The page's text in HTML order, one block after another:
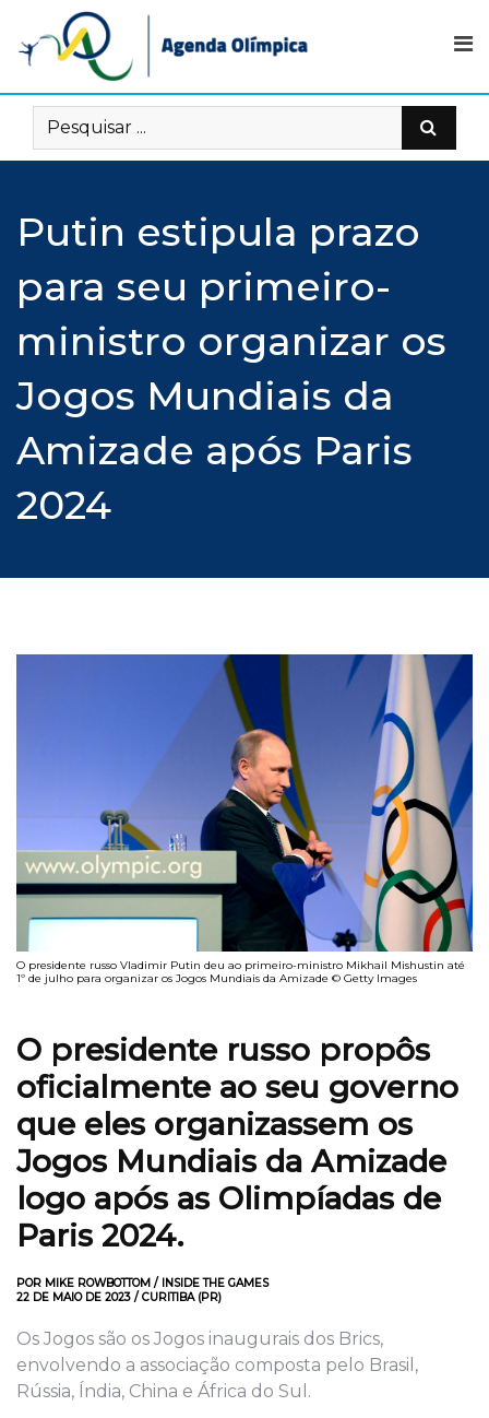
content
Putin estipula prazo
para seu primeiro-
ministro organizar os
Jogos Mundiais da
Amizade após Paris
2024
O presidente russo Vladimir Putin deu ao primeiro-ministro Mikhail Mishustin até
1º de julho para organizar os Jogos Mundiais da Amizade © Getty Images
O presidente russo propôs
oficialmente ao seu governo
que eles organizassem os
Jogos Mundiais da Amizade
logo após as Olimpíadas de
Paris 2024.
POR MIKE ROWBOTTOM / INSIDE THE GAMES
22 DE MAIO DE 2023 / CURITIBA (PR)
Os Jogos são os Jogos inaugurais dos Brics,
envolvendo a associação composta pelo Brasil,
Rússia, Índia, China e África do Sul.